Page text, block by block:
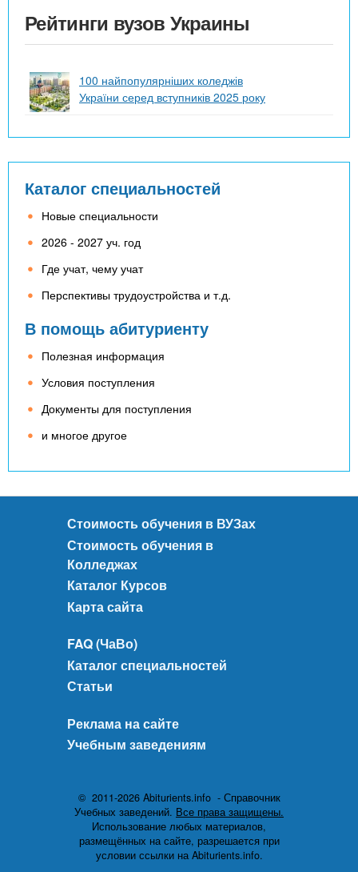
Рейтинги вузов Украины
100 найпопулярніших коледжів
України серед вступників 2025 року
Каталог специальностей
Новые специальности
2026 - 2027 уч. год
Где учат, чему учат
Перспективы трудоустройства и т.д.
В помощь абитуриенту
Полезная информация
Условия поступления
Документы для поступления
и многое другое
Стоимость обучения в ВУЗах
Стоимость обучения в
Колледжах
Каталог Курсов
Карта сайта
FAQ (ЧаВо)
Каталог специальностей
Статьи
Реклама на сайте
Учебным заведениям
© 2011-2026 Abiturients.info - Справочник
Учебных заведений. Все права защищены.
Использование любых материалов,
размещённых на сайте, разрешается при
условии ссылки на Abiturients.info.